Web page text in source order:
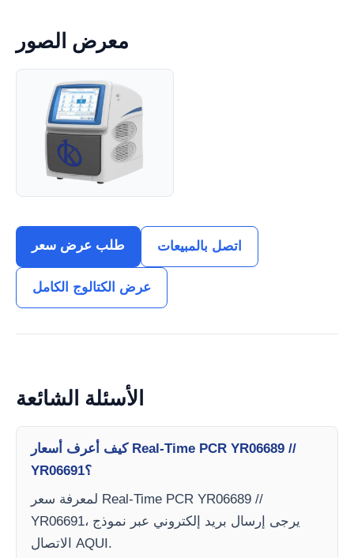
معرض الصور
طلب عرض سعر اتصل بالمبيعات
عرض الكتالوج الكامل
الأسئلة الشائعة
كيف أعرف أسعار Real-Time PCR YR06689 //
YR06691؟
لمعرفة سعر Real-Time PCR YR06689 //
YR06691، يرجى إرسال بريد إلكتروني عبر نموذج
الاتصال AQUI.